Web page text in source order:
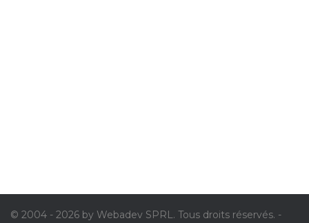
© 2004 - 2026 by Webadev SPRL. Tous droits réservés. -